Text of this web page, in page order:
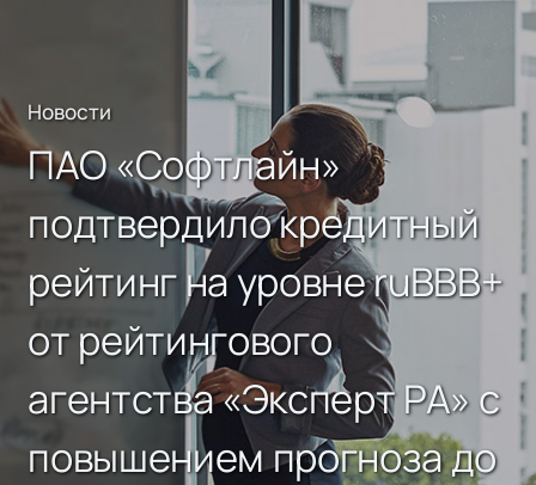
Новости
ПАО «Софтлайн»
подтвердило кредитный
рейтинг на уровне ruBBB+
от рейтингового
агентства «Эксперт РА» с
повышением прогноза до